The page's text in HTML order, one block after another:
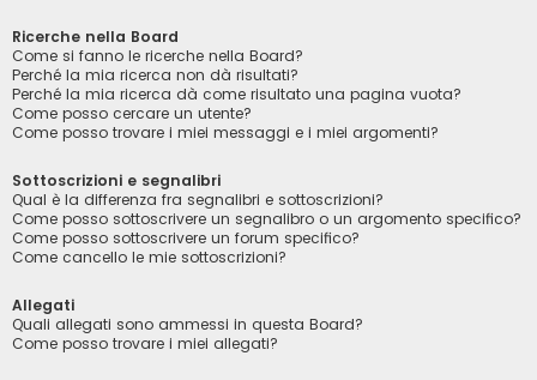
Ricerche nella Board
Come si fanno le ricerche nella Board?
Perché la mia ricerca non dà risultati?
Perché la mia ricerca dà come risultato una pagina vuota?
Come posso cercare un utente?
Come posso trovare i miei messaggi e i miei argomenti?
Sottoscrizioni e segnalibri
Qual è la differenza fra segnalibri e sottoscrizioni?
Come posso sottoscrivere un segnalibro o un argomento specifico?
Come posso sottoscrivere un forum specifico?
Come cancello le mie sottoscrizioni?
Allegati
Quali allegati sono ammessi in questa Board?
Come posso trovare i miei allegati?